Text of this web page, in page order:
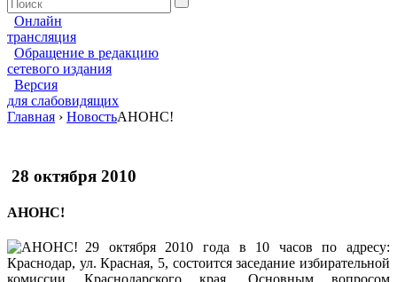
Онлайн
трансляция
Обращение в редакцию
сетевого издания
Версия
для слабовидящих
Главная › НовостьАНОНС!
28 октября 2010
АНОНС!
29 октября 2010 года в 10 часов по адресу:
Краснодар, ул. Красная, 5, состоится заседание избирательной
комиссии Краснодарского края. Основным вопросом